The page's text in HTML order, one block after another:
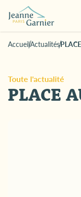
AccueilActualités
Toute l'actualité
PLACE